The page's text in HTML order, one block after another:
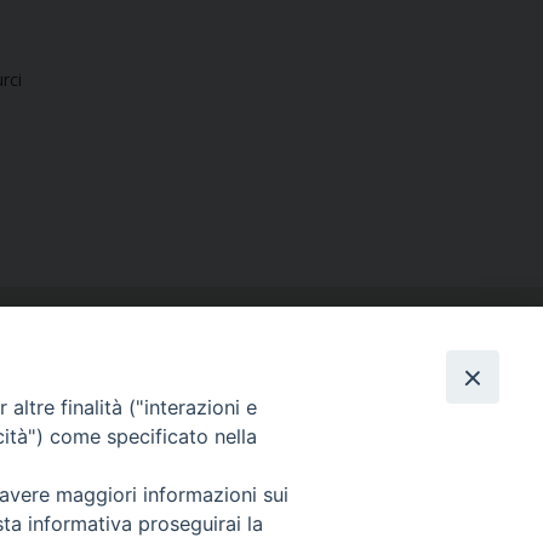
Facebook
Instagram
X YouTube
altre finalità ("interazioni e
come specificato nella
maggiori informazioni sui
informativa proseguirai la